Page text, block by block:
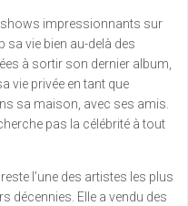
shows impressionnants sur
sa vie bien au-delà des
à sortir son dernier album,
vie privée en tant que
sa maison, avec ses amis.
pas la célébrité à tout
l’une des artistes les plus
décennies. Elle a vendu des